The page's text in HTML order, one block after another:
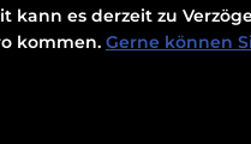
kann es derzeit zu
kommen. Gerne können